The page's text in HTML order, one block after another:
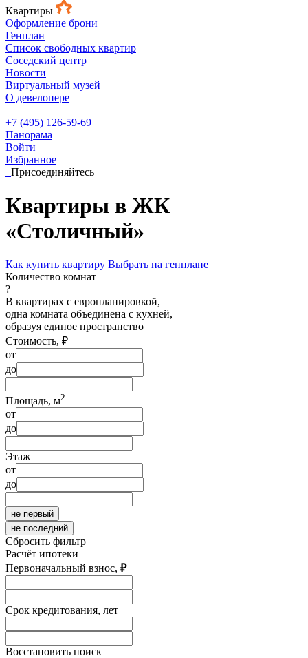
Квартиры
Оформление брони
Генплан
Список свободных квартир
Соседский центр
Новости
Виртуальный музей
О девелопере
+7 (495) 126-59-69
Панорама
Войти
Избранное
Присоединяйтесь
Квартиры в ЖК
«Столичный»
Как купить квартиру Выбрать на генплане
Количество комнат
?
В квартирах с европланировкой,
одна комната объединена с кухней,
образуя единое пространство
Стоимость, ₽
от
до
Площадь, м2
от
до
Этаж
от
до
не первый
не последний
Сбросить фильтр
Расчёт ипотеки
Первоначальный взнос, ₽
Срок кредитования, лет
Восстановить поиск